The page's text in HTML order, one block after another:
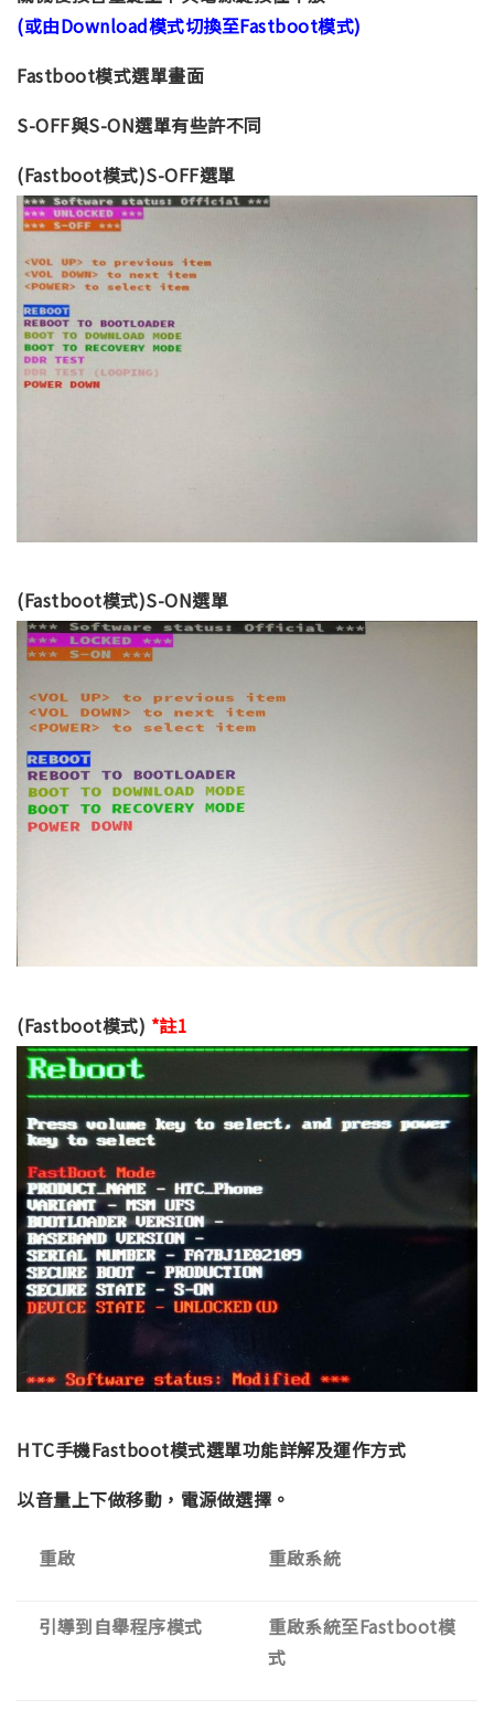
(或由Download模式切換至Fastboot模式)
Fastboot模式選單畫面
S-OFF與S-ON選單有些許不同
(Fastboot模式)S-OFF選單
(Fastboot模式)S-ON選單
(Fastboot模式) *註1
HTC手機Fastboot模式選單功能詳解及運作方式
以音量上下做移動，電源做選擇。
重啟 重啟系統
引導到自舉程序模式
重啟系統至Fastboot模
式